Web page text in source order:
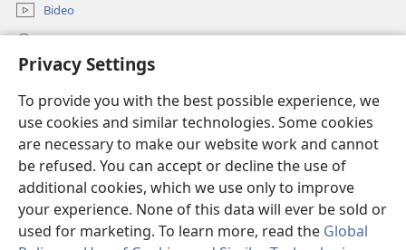
Privacy Settings
To provide you with the best possible experience, we
use cookies and similar technologies. Some cookies
are necessary to make our website work and cannot
be refused. You can accept or decline the use of
additional cookies, which we use only to improve
your experience. None of this data will ever be sold or
used for marketing. To learn more, read the Global
ventana)Bideo
(abre
nueva
ventana)
BIBLIOTECA LU INTERNET Watchtower™
(abre
una
nueva
ventana)
JW Hub ®
(abre
una
nueva
ventana)